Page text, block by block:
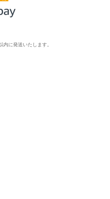
内に発送いたします。